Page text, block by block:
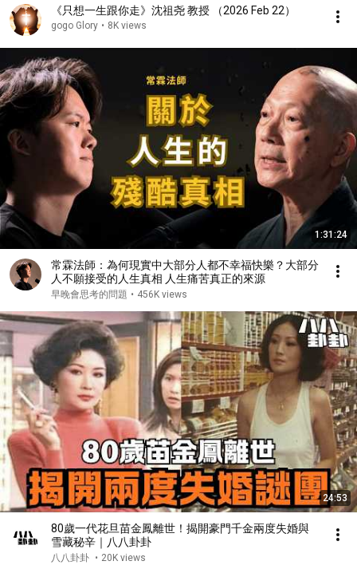
《只想一生跟你走》沈祖尧 教授 （2026 Feb 22）
gogo Glory • 8K views
1:31:24
常霖法師：為何現實中大部分人都不幸福快樂？大部分
人不願接受的人生真相 人生痛苦真正的來源
早晚會思考的問題 • 456K views
24:53
80歲一代花旦苗金鳳離世！揭開豪門千金兩度失婚與
雪藏秘辛｜八八卦卦
八八卦卦 • 20K views